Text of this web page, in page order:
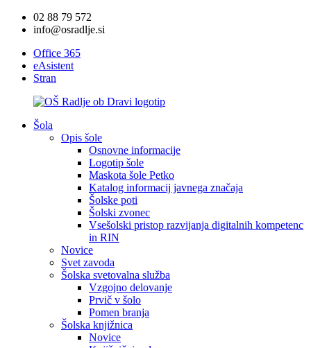
02 88 79 572
info@osradlje.si
Office 365
eAsistent
Stran
Šola
Opis šole
Osnovne informacije
Logotip šole
Maskota šole Petko
Katalog informacij javnega značaja
Šolske poti
Šolski zvonec
Vsešolski pristop razvijanja digitalnih kompetenc
in RIN
Novice
Svet zavoda
Šolska svetovalna služba
Vzgojno delovanje
Prvič v šolo
Pomen branja
Šolska knjižnica
Novice